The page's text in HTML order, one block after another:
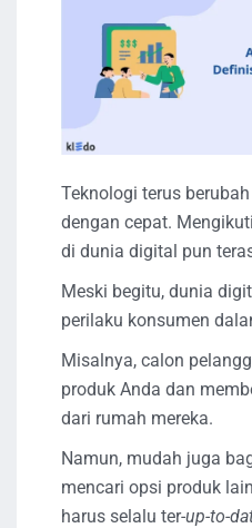
Teknologi terus
dengan cepat.
di dunia digital pun
Meski begitu, dunia
perilaku konsumen
Misalnya, calon
produk Anda dan
dari rumah mereka.
Namun, mudah juga
mencari opsi produk
harus selalu ter-up-to-